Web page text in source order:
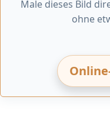
Male dieses Bild
ohne